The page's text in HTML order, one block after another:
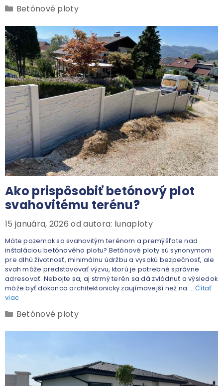
Betónové ploty
Ako prispôsobiť betónový plot
svahovitému terénu?
15 januára, 2026 od autora: lunaploty
Máte pozemok so svahovitým terénom a premýšľate nad
inštaláciou betónového plotu? Betónové ploty sú synonymom
pre dlhú životnosť, minimálnu údržbu a vysokú bezpečnosť, ale
svah môže predstavovať výzvu, ktorú je potrebné správne
adresovať. Nebojte sa, aj strmý terén sa dá zvládnuť a výsledok
môže byť dokonca architektonicky zaujímavejší než na …Čítať
viac
Betónové ploty